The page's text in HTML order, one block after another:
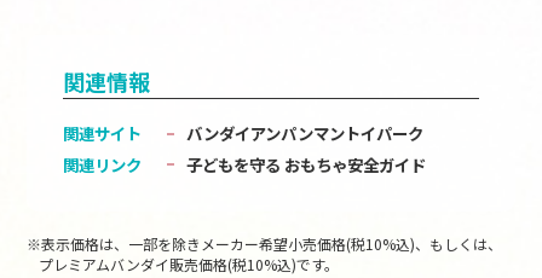
関連情報
関連サイト
バンダイアンパンマントイパーク
関連リンク
子どもを守る おもちゃ安全ガイド
※表示価格は、一部を除きメーカー希望小売価格(税10%込)、もしくは、
プレミアムバンダイ販売価格(税10%込)です。